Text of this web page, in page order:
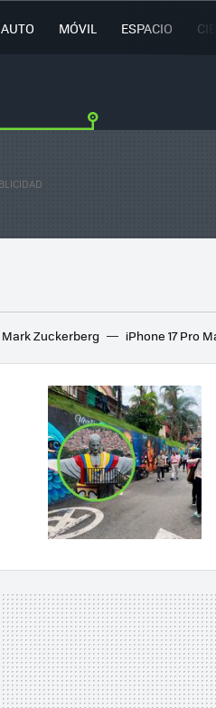
AUTO MÓVIL ESPACIO
Mark Zuckerberg iPhone 17 Pro